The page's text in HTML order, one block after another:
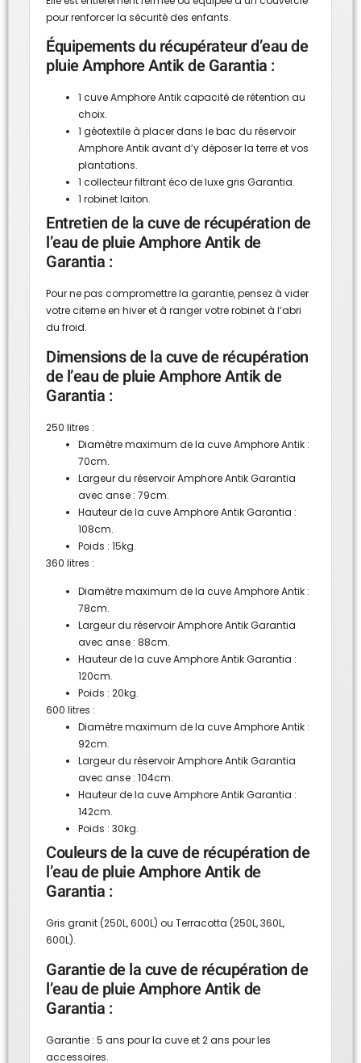
pour renforcer la sécurité des enfants.
Équipements du récupérateur d’eau de
pluie Amphore Antik de Garantia :
1 cuve Amphore Antik capacité de rétention au
choix.
1 géotextile à placer dans le bac du réservoir
Amphore Antik avant d’y déposer la terre et vos
plantations.
1 collecteur filtrant éco de luxe gris Garantia.
1 robinet laiton.
Entretien de la cuve de récupération de
l’eau de pluie Amphore Antik de
Garantia :
Pour ne pas compromettre la garantie, pensez à vider
votre citerne en hiver et à ranger votre robinet à l’abri
du froid.
Dimensions de la cuve de récupération
de l’eau de pluie Amphore Antik de
Garantia :
250 litres :
Diamètre maximum de la cuve Amphore Antik :
70cm.
Largeur du réservoir Amphore Antik Garantia
avec anse : 79cm.
Hauteur de la cuve Amphore Antik Garantia :
108cm.
Poids : 15kg.
360 litres :
Diamètre maximum de la cuve Amphore Antik :
78cm.
Largeur du réservoir Amphore Antik Garantia
avec anse : 88cm.
Hauteur de la cuve Amphore Antik Garantia :
120cm.
Poids : 20kg.
600 litres :
Diamètre maximum de la cuve Amphore Antik :
92cm.
Largeur du réservoir Amphore Antik Garantia
avec anse : 104cm.
Hauteur de la cuve Amphore Antik Garantia :
142cm.
Poids : 30kg.
Couleurs de la cuve de récupération de
l’eau de pluie Amphore Antik de
Garantia :
Gris granit (250L, 600L) ou Terracotta (250L, 360L,
600L).
Garantie de la cuve de récupération de
l’eau de pluie Amphore Antik de
Garantia :
Garantie : 5 ans pour la cuve et 2 ans pour les
accessoires.